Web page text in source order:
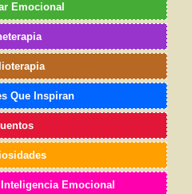
Emocional
Que Inspiran
Emocional